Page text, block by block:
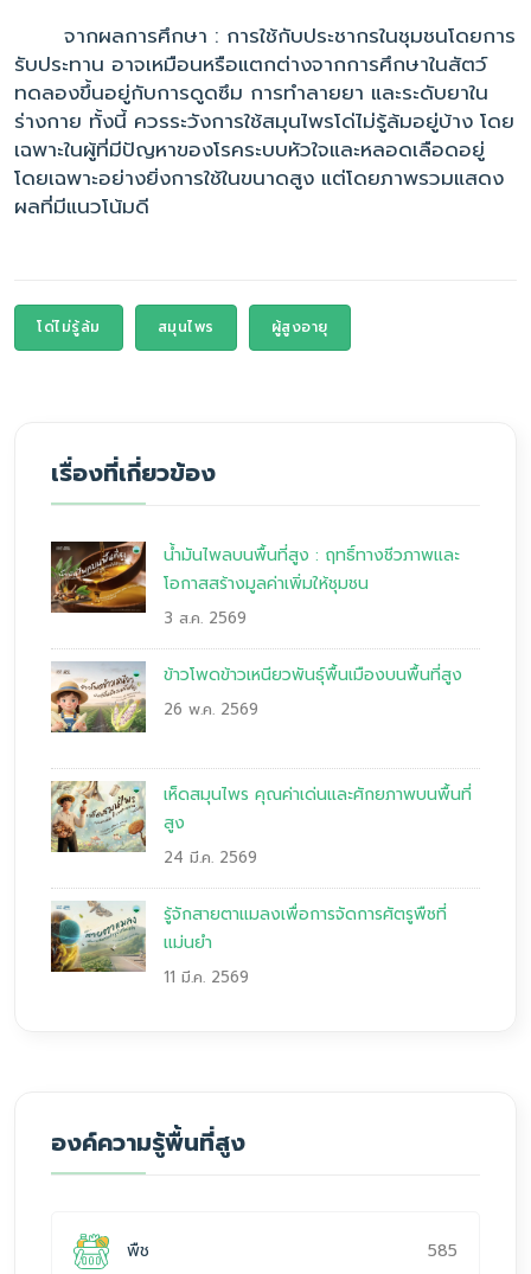
จากผลการศึกษา : การใช้กับประชากรในชุมชนโดยการ
รับประทาน อาจเหมือนหรือแตกต่างจากการศึกษาในสัตว์
ทดลองขึ้นอยู่กับการดูดซึม การทำลายยา และระดับยาใน
ร่างกาย ทั้งนี้ ควรระวังการใช้สมุนไพรโด่ไม่รู้ล้มอยู่บ้าง โดย
เฉพาะในผู้ที่มีปัญหาของโรคระบบหัวใจและหลอดเลือดอยู่
โดยเฉพาะอย่างยิ่งการใช้ในขนาดสูง แต่โดยภาพรวมแสดง
ผลที่มีแนวโน้มดี
โด่ไม่รู้ล้ม สมุนไพร ผู้สูงอายุ
เรื่องที่เกี่ยวข้อง
น้ำมันไพลบนพื้นที่สูง : ฤทธิ์ทางชีวภาพและ
โอกาสสร้างมูลค่าเพิ่มให้ชุมชน
3 ส.ค. 2569
ข้าวโพดข้าวเหนียวพันธุ์พื้นเมืองบนพื้นที่สูง
26 พ.ค. 2569
เห็ดสมุนไพร คุณค่าเด่นและศักยภาพบนพื้นที่
สูง
24 มี.ค. 2569
รู้จักสายตาแมลงเพื่อการจัดการศัตรูพืชที่
แม่นยำ
11 มี.ค. 2569
องค์ความรู้พื้นที่สูง
พืช 585